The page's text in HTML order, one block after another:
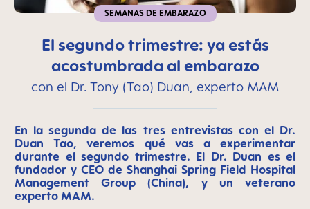
SEMANAS DE EMBARAZO
El segundo trimestre: ya estás
acostumbrada al embarazo
con el Dr. Tony (Tao) Duan, experto MAM
En la segunda de las tres entrevistas con el Dr.
Duan Tao, veremos qué vas a experimentar
durante el segundo trimestre. El Dr. Duan es el
fundador y CEO de Shanghai Spring Field Hospital
Management Group (China), y un veterano
experto MAM.